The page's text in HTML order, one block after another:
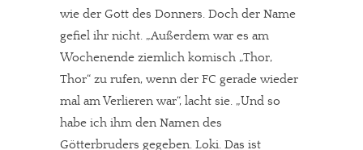
wie der Gott des Donners. Doch der Name
gefiel ihr nicht. „Außerdem war es am
Wochenende ziemlich komisch „Thor,
Thor“ zu rufen, wenn der FC gerade wieder
mal am Verlieren war“, lacht sie. „Und so
habe ich ihm den Namen des
Götterbruders gegeben. Loki. Das ist